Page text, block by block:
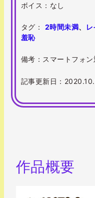
ボイス：なし
タグ： 2時間未満、
羞恥
備考：スマートフォ
記事更新日：
作品概要